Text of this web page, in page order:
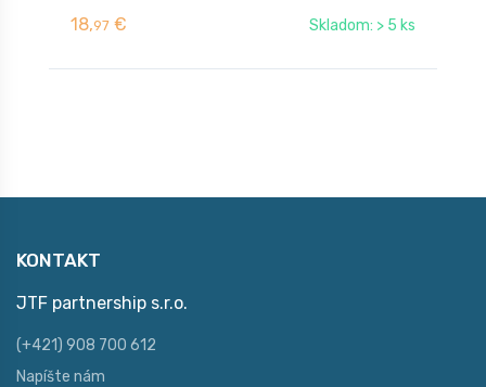
18,97 € Skladom: > 5 ks
KONTAKT
JTF partnership s.r.o.
(+421) 908 700 612
Napíšte nám